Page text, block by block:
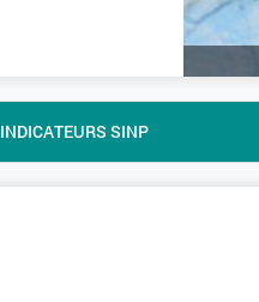
INDICATEURS SINP